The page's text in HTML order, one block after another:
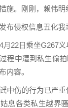
施。刚刚，赖伟明
布侵权信息丑化
月22日乘坐G267
程中遭到私生偷
内容。
中伤的行为已严
息各类私生越界